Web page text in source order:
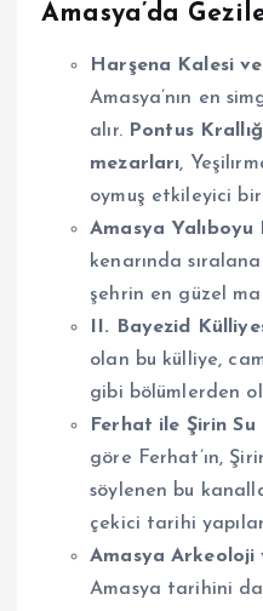
Amasya’da
Harşena Kalesi
Amasya’nın en
alır. Pontus
mezarları,
oymuş etkileyici
Amasya Yalıboyu
kenarında
şehrin en güzel
II. Bayezid
olan bu külliye,
gibi bölümlerden
Ferhat ile Şirin Su
göre Ferhat’ın,
söylenen bu
çekici tarihi
Amasya Arkeoloji
Amasya tarihini